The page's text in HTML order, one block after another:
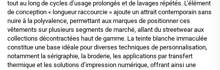
tout au long de cycles d’usage prolongés et de lavages répétés. L’élément
de conception « longueur raccourcie » ajoute un attrait contemporain sans
nuire à la polyvalence, permettant aux marques de positionner ces
vêtements sur plusieurs segments de marché, allant du streetwear aux
collections décontractées haut de gamme. La teinte blanche immaculée
constitue une base idéale pour diverses techniques de personnalisation,
notamment la sérigraphie, la broderie, les applications par transfert
thermique et les solutions d’impression numérique, offrant ainsi une